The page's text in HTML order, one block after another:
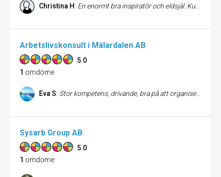
Christina H: En enormt bra inspiratör och eldsjäl. Kunnig i företagande ut i fingerspetsarna !!
Arbetslivskonsult i Mälardalen AB
5.0
1 omdöme
Eva S: Stor kompetens, drivande, bra på att organisera, en energikick som utbildare, ser utanför boxen, gillar att göra det lilla extra för åhörarna.
Sysarb Group AB
5.0
1 omdöme